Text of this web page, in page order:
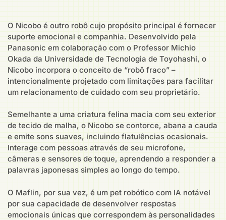
O Nicobo é outro robô cujo propósito principal é fornecer
suporte emocional e companhia. Desenvolvido pela
Panasonic em colaboração com o Professor Michio
Okada da Universidade de Tecnologia de Toyohashi, o
Nicobo incorpora o conceito de “robô fraco” –
intencionalmente projetado com limitações para facilitar
um relacionamento de cuidado com seu proprietário.
Semelhante a uma criatura felina macia com seu exterior
de tecido de malha, o Nicobo se contorce, abana a cauda
e emite sons suaves, incluindo flatulências ocasionais.
Interage com pessoas através de seu microfone,
câmeras e sensores de toque, aprendendo a responder a
palavras japonesas simples ao longo do tempo.
O Maflin, por sua vez, é um pet robótico com IA notável
por sua capacidade de desenvolver respostas
emocionais únicas que correspondem às personalidades